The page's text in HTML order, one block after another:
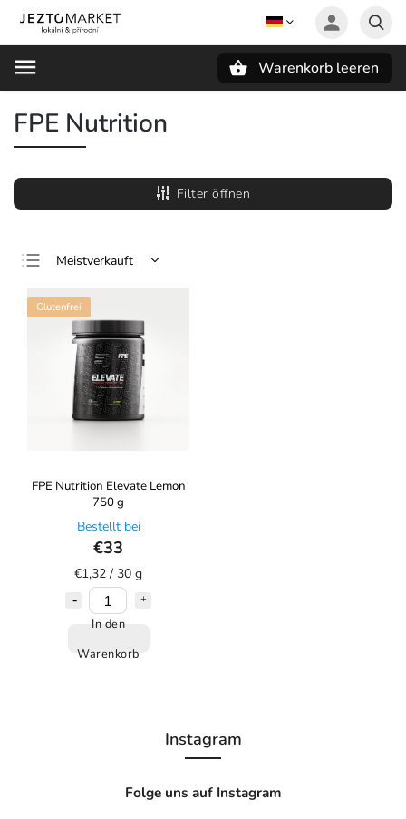
Warenkorb leeren
FPE Nutrition
Filter öffnen
Meistverkauft
Teuerste
Alphabetisch
Glutenfrei
FPE Nutrition Elevate Lemon
750 g
Bestellt bei
€33
€1,32 / 30 g
In den
Warenkorb
Instagram
Folge uns auf Instagram